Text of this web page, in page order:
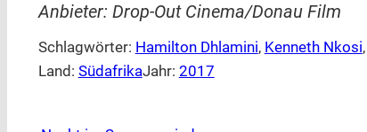
Anbieter: Drop-Out Cinema/Donau Film
Schlagwörter: Hamilton Dhlamini, Kenneth Nkosi,
Land: SüdafrikaJahr: 2017